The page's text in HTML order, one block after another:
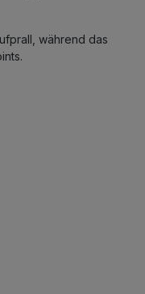
während das